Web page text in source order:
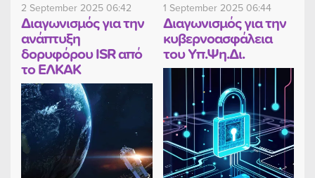
2 September 2025 06:42
Διαγωνισμός για την
ανάπτυξη
δορυφόρου ISR από
το ΕΛΚΑΚ
1 September 2025 06:44
Διαγωνισμός για την
κυβερνοασφάλεια
του Υπ.Ψη.Δι.